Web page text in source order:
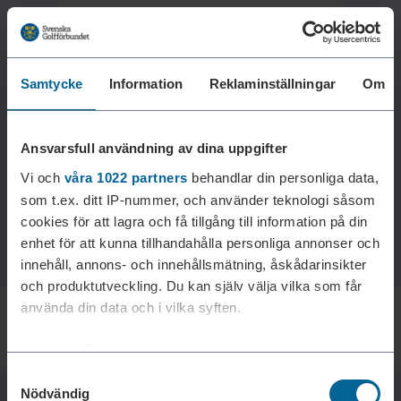
Samtycke Information Reklaminställningar Om
Ansvarsfull användning av dina uppgifter
Vi och våra 1022 partners behandlar din personliga data,
som t.ex. ditt IP-nummer, och använder teknologi såsom
cookies för att lagra och få tillgång till information på din
enhet för att kunna tillhandahålla personliga annonser och
innehåll, annons- och innehållsmätning, åskådarinsikter
och produktutveckling. Du kan själv välja vilka som får
använda din data och i vilka syften.
Med din tillåtelse skulle vi även vilja:
kan ha en noggrannhet på upp till flera meter
Nödvändig
Laddar reklam...